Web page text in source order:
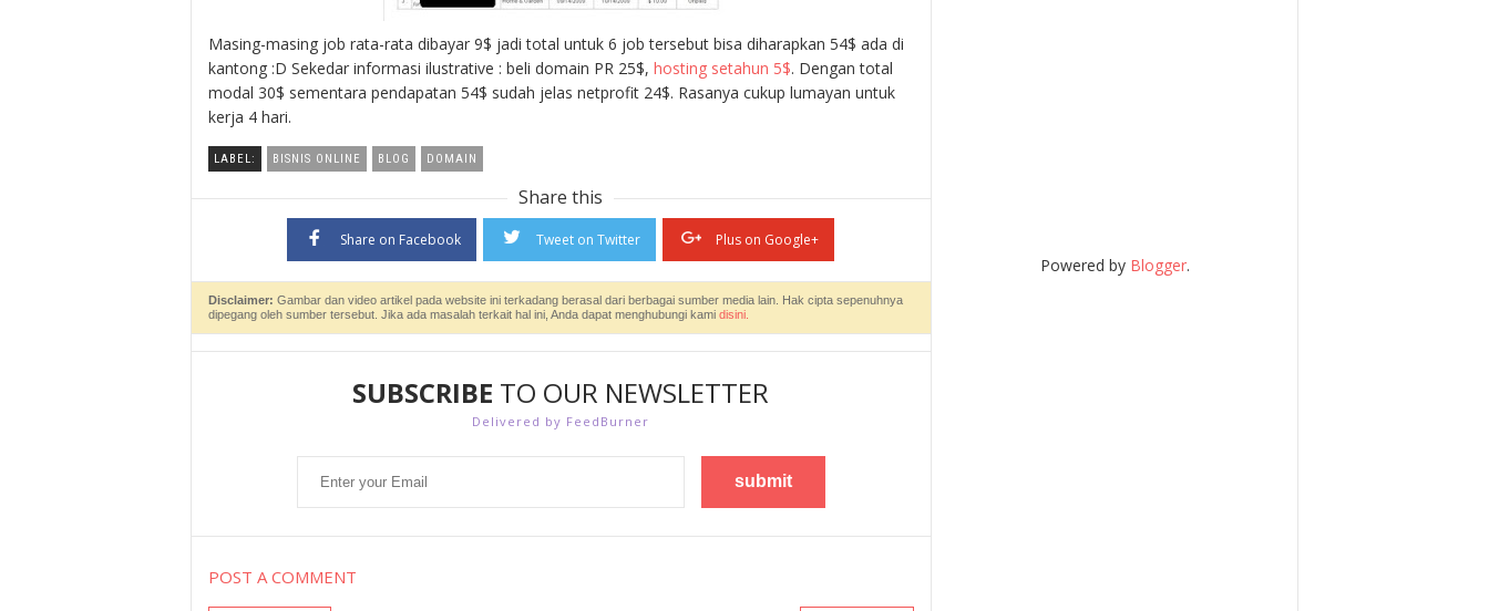
Masing-masing job rata-rata dibayar 9$ jadi total untuk 6 job tersebut bisa diharapkan 54$ ada di
kantong :D Sekedar informasi ilustrative : beli domain PR 25$, hosting setahun 5$. Dengan total
modal 30$ sementara pendapatan 54$ sudah jelas netprofit 24$. Rasanya cukup lumayan untuk
kerja 4 hari.
LABEL: BISNIS ONLINE BLOG DOMAIN
Share this
Share on Facebook Tweet on Twitter Plus on Google+
Disclaimer: Gambar dan video artikel pada website ini terkadang berasal dari berbagai sumber media lain. Hak cipta sepenuhnya
dipegang oleh sumber tersebut. Jika ada masalah terkait hal ini, Anda dapat menghubungi kami disini.
SUBSCRIBE TO OUR NEWSLETTER
Delivered by FeedBurner
POST A COMMENT
Powered by Blogger.